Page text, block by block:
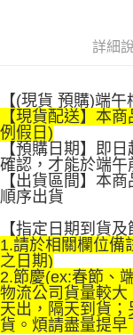
3.實際核准額度、可分
法說明評估內容。
【繳款方式說明】
1.分期款項不併入電信
醒簡訊。
2.透過簡訊連結打開帳
帳／街口支付／iPASS
【注意事項】
1.本服務係由「台灣大
用戶於交易時，得透過
買賣價金債權讓與本公
2.基於同意付款使用「
資料（包含姓名、電話
由本公司與您本人進行
3.完整用戶服務條款，
AFTEE先享後付是「
３．安心：先確認商品
【「AFTEE先享後付」
１．於結帳方式選擇「
結帳頁面，進行簡訊認
２．訂單成立數日內，
３．收到繳費通知簡訊
※ 請注意：結帳手續完
購買商品的店家。未經
後付繳納相關費用。
※ 交易是否成功請以「
是否繳費成功／繳費後
客戶支援中心」 https://
免運優惠
免運費
詳細
【(現貨 預購)端午
【現貨配送】本
例假日)
【預購日期】即
確認，才能於端午
【出貨區間】本
順序出貨
【指定日期到貨及
1.請於相關欄位備
之日期)
2.節慶(ex:春節、
物流公司貨量較
天出，隔天到貨；
貨。煩請盡量提早